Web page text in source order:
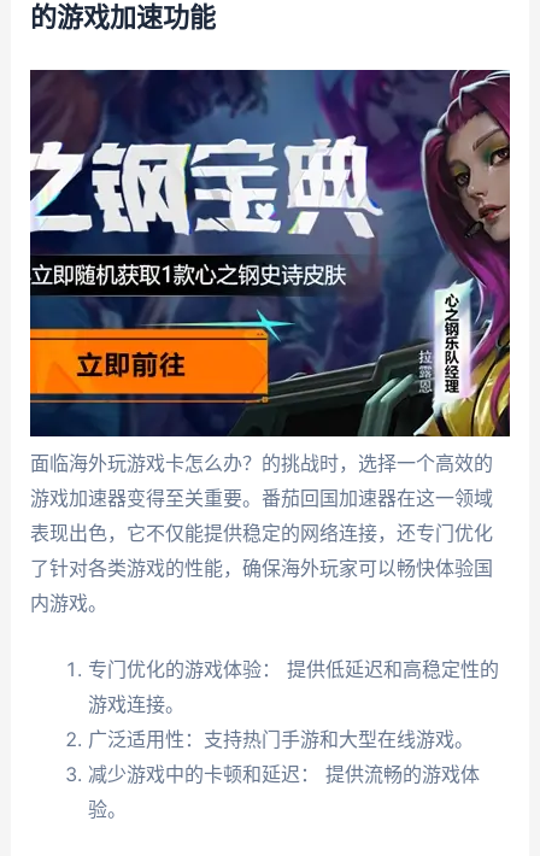
的游戏加速功能
面临海外玩游戏卡怎么办？的挑战时，选择一个高效的
游戏加速器变得至关重要。番茄回国加速器在这一领域
表现出色，它不仅能提供稳定的网络连接，还专门优化
了针对各类游戏的性能，确保海外玩家可以畅快体验国
内游戏。
专门优化的游戏体验： 提供低延迟和高稳定性的
游戏连接。
广泛适用性：支持热门手游和大型在线游戏。
减少游戏中的卡顿和延迟： 提供流畅的游戏体
验。